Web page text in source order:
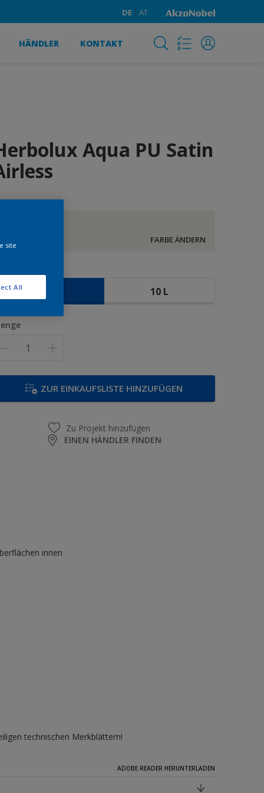
DE AT
HÄNDLER KONTAKT
Aqua PU Satin
FARBE ÄNDERN
10 L
ZUR EINKAUFSLISTE HINZUFÜGEN
Zu Projekt hinzufügen
EINEN HÄNDLER FINDEN
innen
technischen Merkblättern!
ADOBE READER HERUNTERLADEN
site
All